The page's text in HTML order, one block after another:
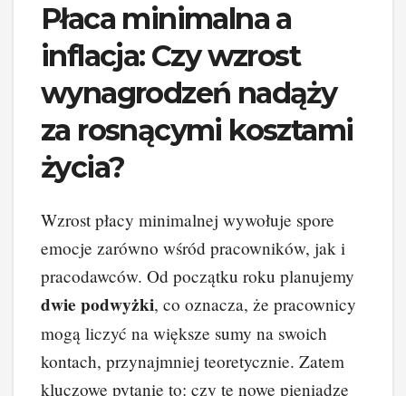
Płaca minimalna a
inflacja: Czy wzrost
wynagrodzeń nadąży
za rosnącymi kosztami
życia?
Wzrost płacy minimalnej wywołuje spore
emocje zarówno wśród pracowników, jak i
pracodawców. Od początku roku planujemy
dwie podwyżki, co oznacza, że pracownicy
mogą liczyć na większe sumy na swoich
kontach, przynajmniej teoretycznie. Zatem
kluczowe pytanie to: czy te nowe pieniądze